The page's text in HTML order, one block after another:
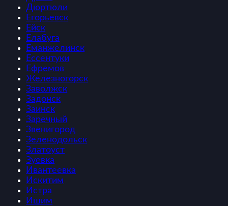
Дюртюли
Егорьевск
Ейск
Елабуга
Еманжелинск
Ессентуки
Ефремов
Железногорск
Заволжск
Задонск
Заинск
Заречный
Звенигород
Зеленодольск
Златоуст
Зуевка
Ивантеевка
Искитим
Истра
Ишим